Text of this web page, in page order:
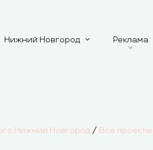
Нижний Новгород Реклама
Нижний Новгород / Все проекты